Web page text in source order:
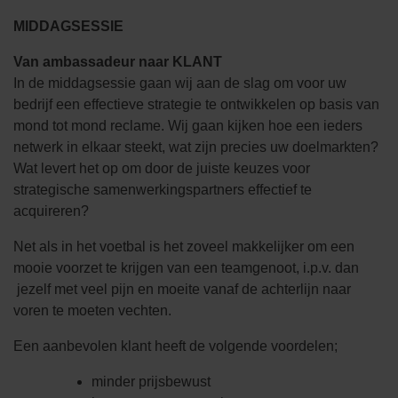
MIDDAGSESSIE
Van ambassadeur naar KLANT
In de middagsessie gaan wij aan de slag om voor uw
bedrijf een effectieve strategie te ontwikkelen op basis van
mond tot mond reclame. Wij gaan kijken hoe een ieders
netwerk in elkaar steekt, wat zijn precies uw doelmarkten?
Wat levert het op om door de juiste keuzes voor
strategische samenwerkingspartners effectief te
acquireren?
Net als in het voetbal is het zoveel makkelijker om een
mooie voorzet te krijgen van een teamgenoot, i.p.v. dan
jezelf met veel pijn en moeite vanaf de achterlijn naar
voren te moeten vechten.
Een aanbevolen klant heeft de volgende voordelen;
minder prijsbewust